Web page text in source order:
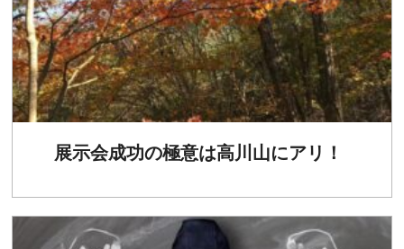
展示会成功の極意は高川山にアリ！